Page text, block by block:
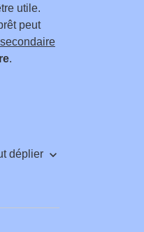
utile.
peut
.
déplier keyboard_arrow_down